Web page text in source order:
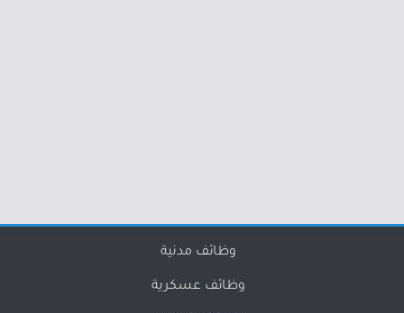
وظائف مدنية
وظائف عسكرية